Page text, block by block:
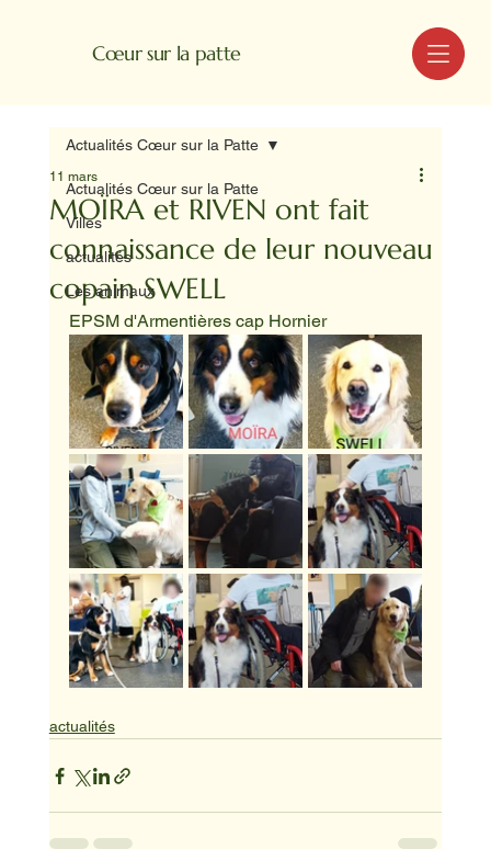
Cœur sur la patte MENU
Actualités Cœur sur la Patte
Villes
actualités
Les animaux
Actualités Cœur sur la Patte
MOÏRA et RIVEN ont fait
connaissance de leur nouveau
copain SWELL
11 mars
EPSM d'Armentières cap Hornier
actualités